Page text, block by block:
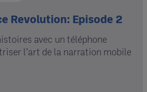
Revolution: Episode 2
avec un téléphone
l’art de la narration mobile